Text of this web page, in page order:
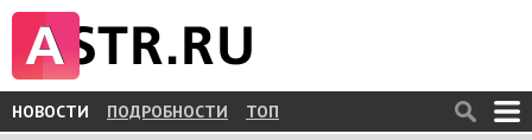
НОВОСТИ ПОДРОБНОСТИ ТОП